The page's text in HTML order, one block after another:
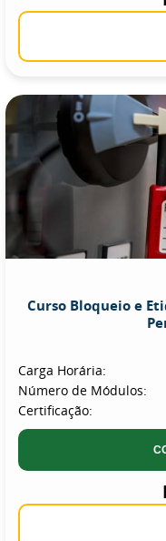
Curso Bloqueio e
Carga Horária:
Número de Módulos:
Certificação: